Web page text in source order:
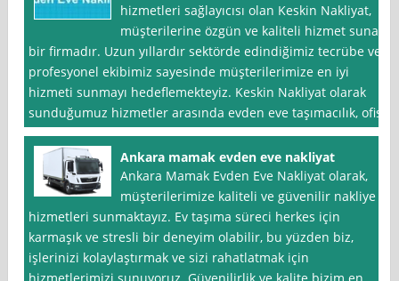
hizmetleri sağlayıcısı olan Keskin Nakliyat,
müşterilerine özgün ve kaliteli hizmet sunan
bir firmadır. Uzun yıllardır sektörde edindiğimiz tecrübe ve
profesyonel ekibimiz sayesinde müşterilerimize en iyi
hizmeti sunmayı hedeflemekteyiz. Keskin Nakliyat olarak
sunduğumuz hizmetler arasında evden eve taşımacılık, ofis
Ankara mamak evden eve nakliyat
Ankara Mamak Evden Eve Nakliyat olarak,
müşterilerimize kaliteli ve güvenilir nakliye
hizmetleri sunmaktayız. Ev taşıma süreci herkes için
karmaşık ve stresli bir deneyim olabilir, bu yüzden biz,
işlerinizi kolaylaştırmak ve sizi rahatlatmak için